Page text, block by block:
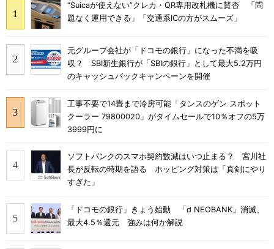
“Suicaが使えない”クレカ・QR専用改札機に賛否 「問
題なく運用できる」「交通系ICの方がスムーズ」
元グループ会社が「ドコモの銀行」になった不満を吸
収？ SBI新生銀行が「SBIの銀行」として最大5.2万円
のキャッシュバックキャンペーンを開催
工事不要で14畳まで冷房可能「タンスのゲン スポット
クーラー 79800020」がタイムセールで10％オフの5万
3999円に
ソフトバンクのスマホ契約数減はいつ止まる？ 宮川社
長が反転の時期を語る ホッピング対策は「真剣にやり
すぎた」
「ドコモの銀行」きょう始動 「d NEOBANK」消滅、
最大4.5％還元 強みは何か解説